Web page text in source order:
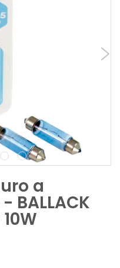
a
BALLACK